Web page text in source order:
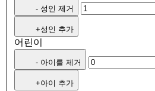
- 성인 제거
+성인 추가
어린이
- 아이를 제거
+아이 추가